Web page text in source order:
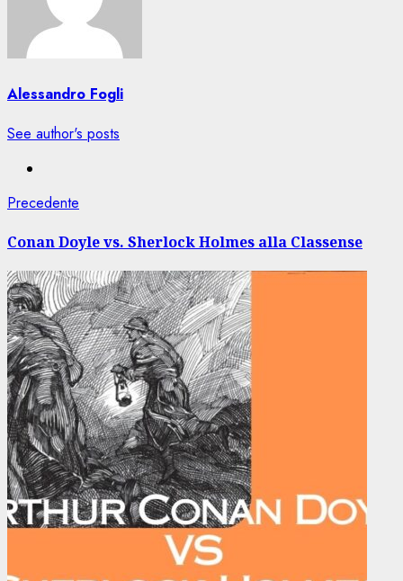
Alessandro Fogli
See author's posts
Navigazione
articolo
Precedente
Conan Doyle vs. Sherlock Holmes alla Classense